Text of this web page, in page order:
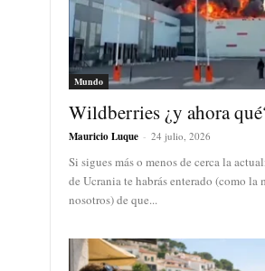
Mundo
Wildberries ¿y ahora
Mauricio Luque - 24 julio, 2026
Si sigues más o menos de cerca la
de Ucrania te habrás enterado (como la
nosotros) de que...